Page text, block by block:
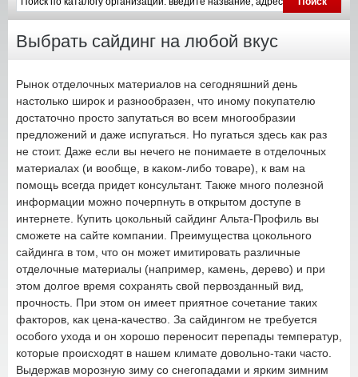
Выбрать сайдинг на любой вкус
Рынок отделочных материалов на сегодняшний день
настолько широк и разнообразен, что иному покупателю
достаточно просто запутаться во всем многообразии
предложений и даже испугаться. Но пугаться здесь как раз
не стоит. Даже если вы нечего не понимаете в отделочных
материалах (и вообще, в каком-либо товаре), к вам на
помощь всегда придет консультант. Также много полезной
информации можно почерпнуть в открытом доступе в
интернете. Купить цокольный сайдинг Альта-Профиль вы
сможете на сайте компании. Преимущества цокольного
сайдинга в том, что он может имитировать различные
отделочные материалы (например, камень, дерево) и при
этом долгое время сохранять свой первозданный вид,
прочность. При этом он имеет приятное сочетание таких
факторов, как цена-качество. За сайдингом не требуется
особого ухода и он хорошо переносит перепады температур,
которые происходят в нашем климате довольно-таки часто.
Выдержав морозную зиму со снегопадами и ярким зимним